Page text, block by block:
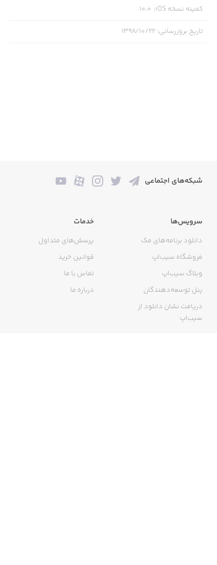
کمینه نسخه iOS :
10.0
تاریخ بروزرسانی: ۱۳۹۸/۱۰/۲۲
شبکه‌های اجتماعی
سرویس‌ها
دانلود برنامه‌های مک
فروشگاه سیب‌اپ
وبلاگ سیب‌اپ
پنل توسعه‌دهندگان
دریافت نشان دانلود از
سیب‌اپ
خدمات
پرسش‌های متداول
قوانین خرید
تماس با ما
درباره ما